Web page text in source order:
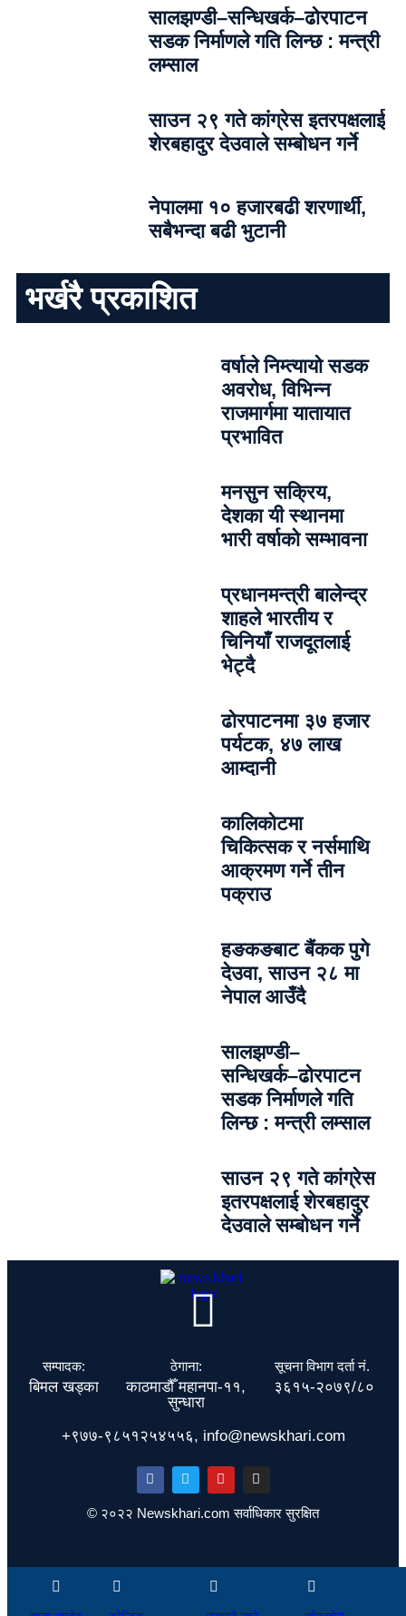
सालझण्डी–सन्धिखर्क–ढोरपाटन
सडक निर्माणले गति लिन्छ : मन्त्री
लम्साल
साउन २९ गते कांग्रेस इतरपक्षलाई
शेरबहादुर देउवाले सम्बोधन गर्ने
नेपालमा १० हजारबढी शरणार्थी,
सबैभन्दा बढी भुटानी
भर्खरै प्रकाशित
वर्षाले निम्त्यायो सडक
अवरोध, विभिन्न
राजमार्गमा यातायात
प्रभावित
मनसुन सक्रिय,
देशका यी स्थानमा
भारी वर्षाको सम्भावना
प्रधानमन्त्री बालेन्द्र
शाहले भारतीय र
चिनियाँ राजदूतलाई
भेट्दै
ढोरपाटनमा ३७ हजार
पर्यटक, ४७ लाख
आम्दानी
कालिकोटमा
चिकित्सक र नर्समाथि
आक्रमण गर्ने तीन
पक्राउ
हङकङबाट बैंकक पुगे
देउवा, साउन २८ मा
नेपाल आउँदै
सालझण्डी–
सन्धिखर्क–ढोरपाटन
सडक निर्माणले गति
लिन्छ : मन्त्री लम्साल
साउन २९ गते कांग्रेस
इतरपक्षलाई शेरबहादुर
देउवाले सम्बोधन गर्ने
सम्पादक:
बिमल खड्का
ठेगाना:
काठमाडौँ महानपा-११,
सुन्धारा
सूचना विभाग दर्ता नं.
३६१५-२०७९/८०
+९७७-९८५१२५४५५६, info@newskhari.com
© २०२२ Newskhari.com सर्वाधिकार सुरक्षित